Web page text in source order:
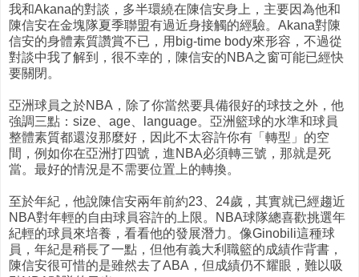
我和Akana的對談，多半環繞在陳信安身上，主要因為他和
陳信安在金塊隊夏季聯盟有過近身接觸的經驗。Akana對陳
信安的身體素質讚賞不已，用big-time body來形容，不過從
對談中我了解到，很不幸的，陳信安的NBA之窗可能已經快
要關閉。
亞洲球員之於NBA，除了你當然要具備很好的球技之外，他
強調三點：size、age、language。亞洲籃球的水準和球員
整體素質都還沒那麼好，因此不太容許你有「轉型」的空
間，例如你在亞洲打四號，進NBA必須轉三號，那就是死
當。最好的情況是不需要位置上的轉換。
至於年紀，他說陳信安兩年前約23、24歲，其實就已經趨近
NBA對年輕的自由球員容許的上限。NBA球隊總喜歡挑選年
紀輕的球員來培養，看看他的發展潛力。像Ginobili這種球
員，年紀是稍長了一點，但他有義大利職籃的成績作背書，
陳信安很可惜的是雖然去了ABA，但成績仍不耀眼，難以吸